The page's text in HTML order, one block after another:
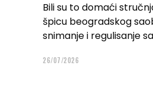
Bili su to domaći
špicu beogradskog
snimanje i regulisanje
26/07/2026